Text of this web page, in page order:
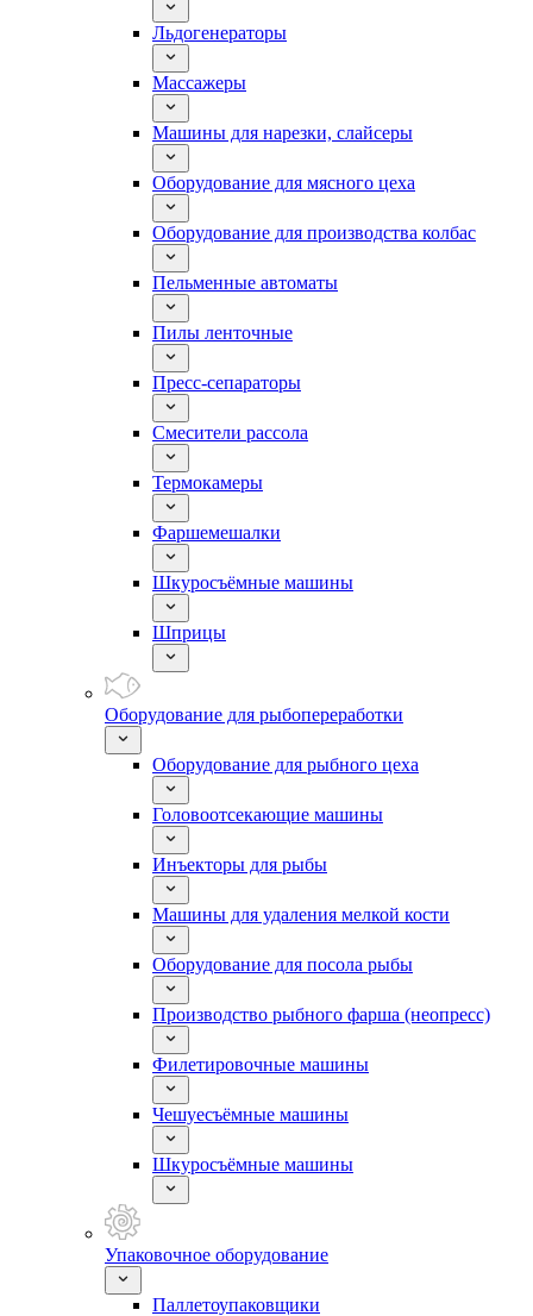
Льдогенераторы
Массажеры
Машины для нарезки, слайсеры
Оборудование для мясного цеха
Оборудование для производства колбас
Пельменные автоматы
Пилы ленточные
Пресс-сепараторы
Смесители рассола
Термокамеры
Фаршемешалки
Шкуросъёмные машины
Шприцы
Оборудование для рыбопереработки
Оборудование для рыбного цеха
Головоотсекающие машины
Инъекторы для рыбы
Машины для удаления мелкой кости
Оборудование для посола рыбы
Производство рыбного фарша (неопресс)
Филетировочные машины
Чешуесъёмные машины
Шкуросъёмные машины
Упаковочное оборудование
Паллетоупаковщики